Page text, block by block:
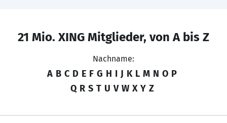
21 Mio. XING Mitglieder, von A bis Z
Nachname:
A B C D E F G H I J K L M N O P
Q R S T U V W X Y Z